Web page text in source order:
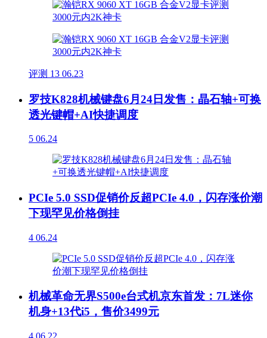
评测 13 06.23
罗技K828机械键盘6月24日发售：晶石轴+可换
透光键帽+AI快捷调度
5 06.24
PCIe 5.0 SSD促销价反超PCIe 4.0，闪存涨价潮
下现罕见价格倒挂
4 06.24
机械革命无界S500e台式机京东首发：7L迷你
机身+13代i5，售价3499元